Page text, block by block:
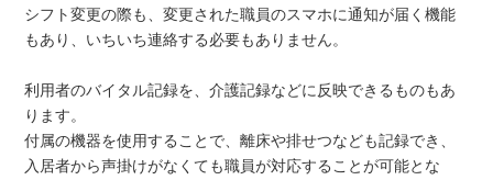
シフト変更の際も、変更された職員のスマホに通知が届く機能
もあり、いちいち連絡する必要もありません。
利用者のバイタル記録を、介護記録などに反映できるものもあ
ります。
付属の機器を使用することで、離床や排せつなども記録でき、
入居者から声掛けがなくても職員が対応することが可能とな